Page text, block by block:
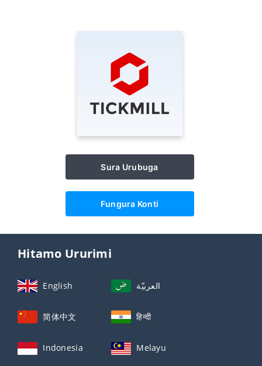
Sura Urubuga
Fungura Konti
Hitamo Ururimi
English العربيّة
简体中文 हिन्दी
Indonesia Melayu